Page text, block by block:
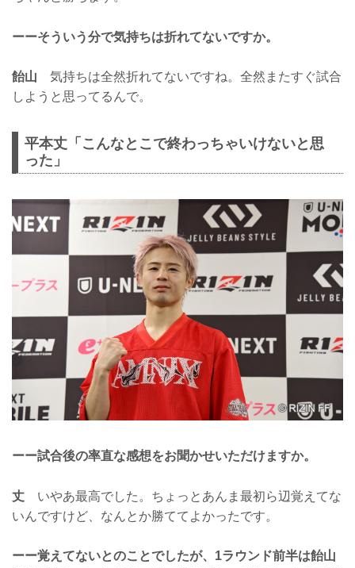
ーーそういう分で気持ちは折れてないですか。
飴山 気持ちは全然折れてないですね。全然またすぐ試合
しようと思ってるんで。
平本丈「こんなとこで終わっちゃいけないと思
った」
ーー試合後の率直な感想をお聞かせいただけますか。
丈 いやあ最高でした。ちょっとあんま最初ら辺覚えてな
いんですけど、なんとか勝ててよかったです。
ーー覚えてないとのことでしたが、1ラウンド前半は飴山